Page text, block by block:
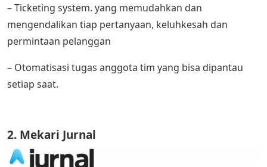
– Ticketing system. yang memudahkan dan
mengendalikan tiap pertanyaan, keluhkesah dan
permintaan pelanggan
– Otomatisasi tugas anggota tim yang bisa dipantau
setiap saat.
2. Mekari Jurnal